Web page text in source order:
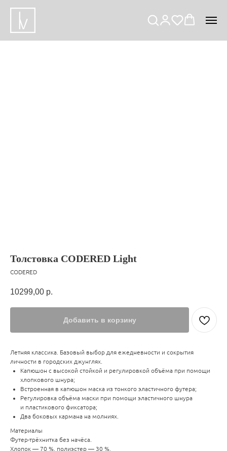
Толстовка CODERED Light
CODERED
10299,00 р.
Добавить в корзину
Летняя классика. Базовый выбор для ежедневности и сокрытия
личности в городских джунглях.
Капюшон с высокой стойкой и регулировкой объёма при помощи
хлопкового шнура;
Встроенная в капюшон маска из тонкого эластичного футера;
Регулировка объёма маски при помощи эластичного шнура
и пластикового фиксатора;
Два боковых кармана на молниях.
Материалы
Футер-трёхнитка без начёса.
Хлопок — 70 %, полиэстер — 30 %.